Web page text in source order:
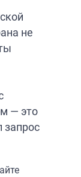
не
— это
запрос